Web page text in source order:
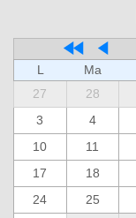
L
Ma
27
28
3
4
10
11
17
18
24
25